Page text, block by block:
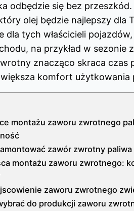
odbędzie się bez
olej będzie najlepszy dla
dla tych właścicieli
na przykład w sezonie
znacząco skraca
komfort użytkowania
montażu zaworu zwrotnego
zawór zwrotny
montażu zaworu zwrotnego:
zaworu zwrotnego
do produkcji zaworu